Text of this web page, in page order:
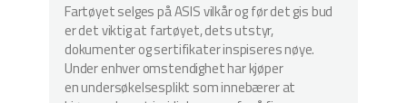
Fartøyet selges på ASIS vilkår og før det gis bud
er det viktig at fartøyet, dets utstyr,
dokumenter og sertifikater inspiseres nøye.
Under enhver omstendighet har kjøper
en undersøkelsesplikt som innebærer at